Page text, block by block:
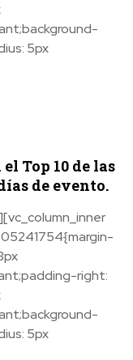
5px
Top 10 de las
de evento.
right:
5px